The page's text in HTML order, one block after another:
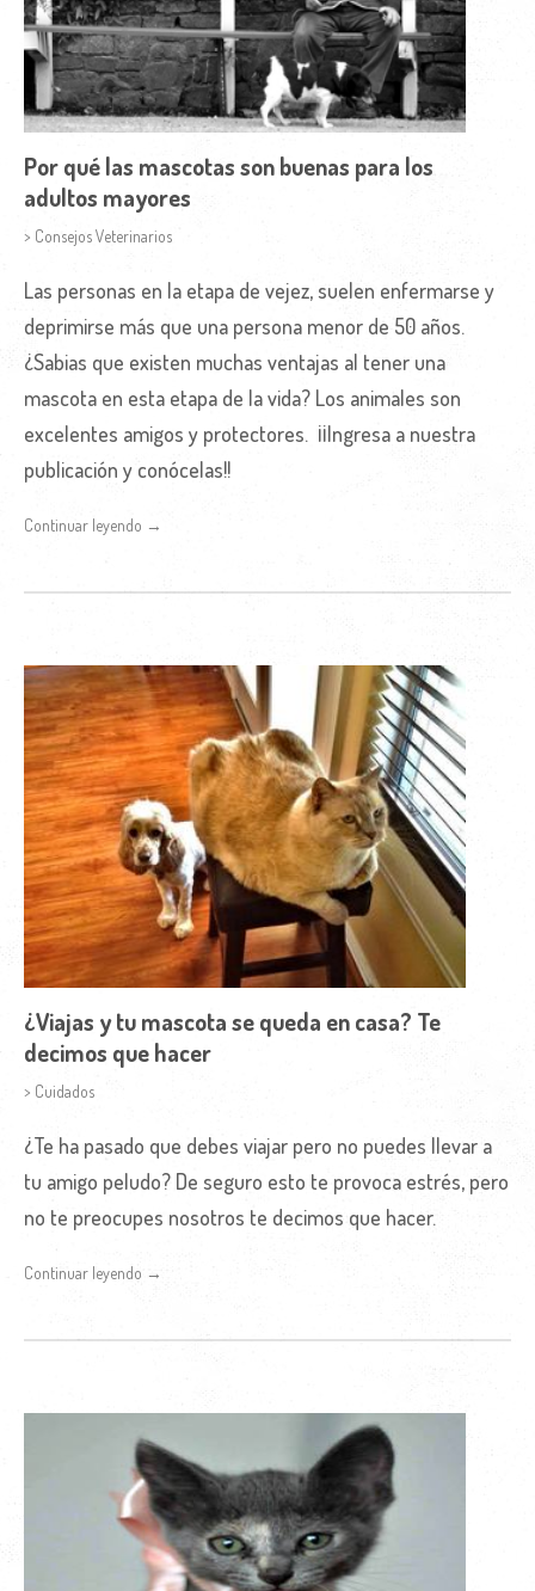
Por qué las mascotas son buenas para los
adultos mayores
> Consejos Veterinarios
Las personas en la etapa de vejez, suelen enfermarse y
deprimirse más que una persona menor de 50 años.
¿Sabias que existen muchas ventajas al tener una
mascota en esta etapa de la vida? Los animales son
excelentes amigos y protectores. ¡¡Ingresa a nuestra
publicación y conócelas!!
Continuar leyendo →
¿Viajas y tu mascota se queda en casa? Te
decimos que hacer
> Cuidados
¿Te ha pasado que debes viajar pero no puedes llevar a
tu amigo peludo? De seguro esto te provoca estrés, pero
no te preocupes nosotros te decimos que hacer.
Continuar leyendo →